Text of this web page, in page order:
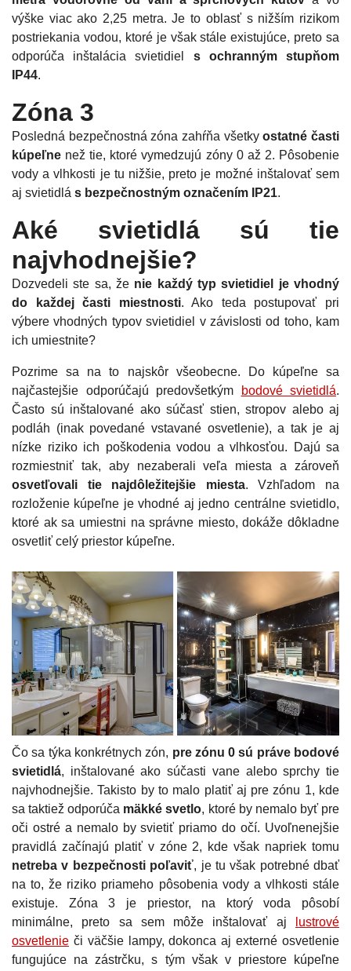
výške viac ako 2,25 metra. Je to oblasť s nižším rizikom
postriekania vodou, ktoré je však stále existujúce, preto sa
odporúča inštalácia svietidiel s ochranným stupňom
IP44.
Zóna 3
Posledná bezpečnostná zóna zahŕňa všetkyostatné časti
kúpeľne než tie, ktoré vymedzujú zóny 0 až 2. Pôsobenie
vody a vlhkosti je tu nižšie, preto je možné inštalovať sem
aj svietidlá s bezpečnostným označením IP21.
Aké svietidlá sú tie
najvhodnejšie?
Dozvedeli ste sa, že nie každý typ svietidiel je vhodný
do každej časti miestnosti. Ako teda postupovať pri
výbere vhodných typov svietidiel v závislosti od toho, kam
ich umiestnite?
Pozrime sa na to najskôr všeobecne. Do kúpeľne sa
najčastejšie odporúčajú predovšetkým
bodové svietidlá.
Často sú inštalované ako súčasť stien, stropov alebo aj
podláh (inak povedané vstavané osvetlenie), a tak je aj
nízke riziko ich poškodenia vodou a vlhkosťou. Dajú sa
rozmiestniť tak, aby nezaberali veľa miesta a zároveň
osvetľovali tie najdôležitejšie miesta. Vzhľadom na
rozloženie kúpeľne je vhodné aj jedno centrálne svietidlo,
ktoré ak sa umiestni na správne miesto, dokáže dôkladne
osvetliť celý priestor kúpeľne.
Čo sa týka konkrétnych zón, pre zónu 0 sú práve bodové
svietidlá, inštalované ako súčasti vane alebo sprchy tie
najvhodnejšie. Takisto by to malo platiť aj pre zónu 1, kde
sa taktiež odporúča mäkké svetlo, ktoré by nemalo byť pre
oči ostré a nemalo by svietiť priamo do očí. Uvoľnenejšie
pravidlá začínajú platiť v zóne 2, kde však napriek tomu
netreba v bezpečnosti poľaviť, je tu však potrebné dbať
na to, že riziko priameho pôsobenia vody a vlhkosti stále
existuje. Zóna 3 je priestor, na ktorý voda pôsobí
minimálne, preto sa sem môže inštalovať aj
lustrové
osvetlenie či väčšie lampy, dokonca aj externé osvetlenie
fungujúce na zástrčku, s tým však v priestore kúpeľne